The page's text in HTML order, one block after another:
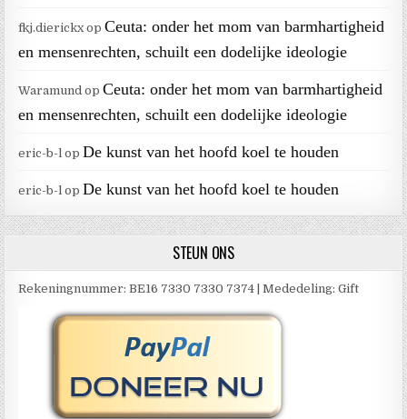
fkj.dierickxopCeuta: onder het mom van barmhartigheid
en mensenrechten, schuilt een dodelijke ideologie
Waramund opCeuta: onder het mom van barmhartigheid
en mensenrechten, schuilt een dodelijke ideologie
eric-b-l opDe kunst van het hoofd koel te houden
eric-b-l opDe kunst van het hoofd koel te houden
STEUN ONS
Rekeningnummer: BE16 7330 7330 7374 | Mededeling: Gift